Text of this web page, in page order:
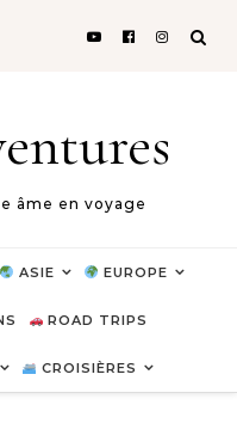
âme en voyage
ASIE EUROPE
ROAD TRIPS
CROISIÈRES